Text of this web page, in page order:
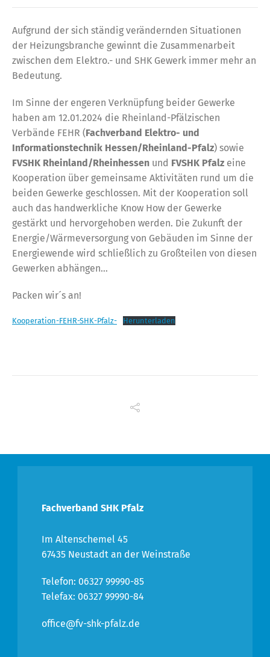
Aufgrund der sich ständig verändernden Situationen
der Heizungsbranche gewinnt die Zusammenarbeit
zwischen dem Elektro.- und SHK Gewerk immer mehr an
Bedeutung.
Im Sinne der engeren Verknüpfung beider Gewerke
haben am 12.01.2024 die Rheinland-Pfälzischen
Verbände FEHR (Fachverband Elektro- und
Informationstechnik Hessen/Rheinland-Pfalz) sowie
FVSHK Rheinland/Rheinhessen und FVSHK Pfalz eine
Kooperation über gemeinsame Aktivitäten rund um die
beiden Gewerke geschlossen. Mit der Kooperation soll
auch das handwerkliche Know How der Gewerke
gestärkt und hervorgehoben werden. Die Zukunft der
Energie/Wärmeversorgung von Gebäuden im Sinne der
Energiewende wird schließlich zu Großteilen von diesen
Gewerken abhängen…
Packen wir´s an!
Kooperation-FEHR-SHK-Pfalz- Herunterladen
Fachverband SHK Pfalz
Im Altenschemel 45
67435 Neustadt an der Weinstraße
Telefon: 06327 99990-85
Telefax: 06327 99990-84
office@fv-shk-pfalz.de